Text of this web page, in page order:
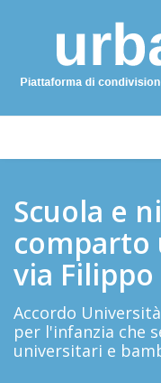
Scuola e
comparto
via Filippo
Accordo
per l'infanzia che
universitari e